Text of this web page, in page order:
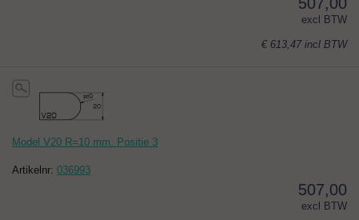
excl BTW
€ 613,47 incl BTW
Model V20 R=10 mm. Positie 3
Artikelnr: 036993
507,00
excl BTW